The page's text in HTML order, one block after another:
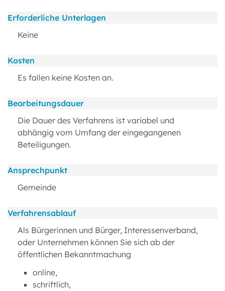
Erforderliche Unterlagen
Keine
Kosten
Es fallen keine Kosten an.
Bearbeitungsdauer
Die Dauer des Verfahrens ist variabel und
abhängig vom Umfang der eingegangenen
Beteiligungen.
Ansprechpunkt
Gemeinde
Verfahrensablauf
Als Bürgerinnen und Bürger, Interessenverband,
oder Unternehmen können Sie sich ab der
öffentlichen Bekanntmachung
online,
schriftlich,